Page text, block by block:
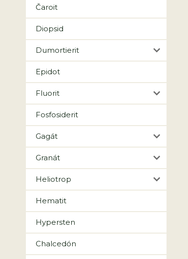
Čaroit
Diopsid
Dumortierit
Epidot
Fluorit
Fosfosiderit
Gagát
Granát
Heliotrop
Hematit
Hypersten
Chalcedón